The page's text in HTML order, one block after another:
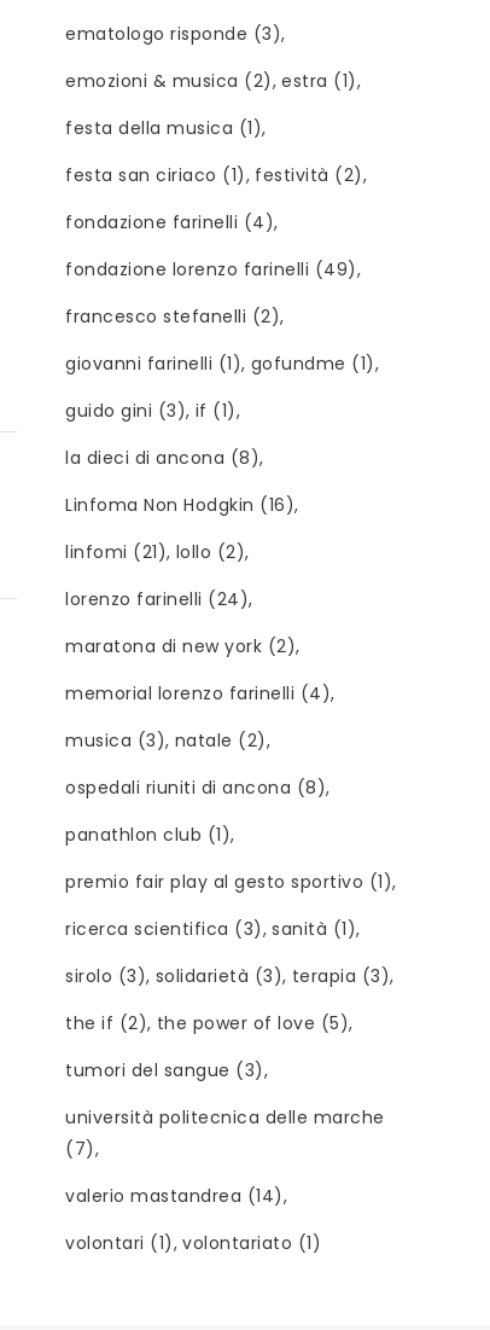
ematologo risponde (3)
emozioni & musica (2) estra (1)
festa della musica (1)
festa san ciriaco (1) festività (2)
fondazione farinelli (4)
fondazione lorenzo farinelli (49)
francesco stefanelli (2)
giovanni farinelli (1) gofundme (1)
guido gini (3) if (1)
la dieci di ancona (8)
Linfoma Non Hodgkin (16)
linfomi (21) lollo (2)
lorenzo farinelli (24)
maratona di new york (2)
memorial lorenzo farinelli (4)
musica (3) natale (2)
ospedali riuniti di ancona (8)
panathlon club (1)
premio fair play al gesto sportivo (1)
ricerca scientifica (3) sanità (1)
sirolo (3) solidarietà (3) terapia (3)
the if (2) the power of love (5)
tumori del sangue (3)
università politecnica delle marche
(7)
valerio mastandrea (14)
volontari (1) volontariato (1)